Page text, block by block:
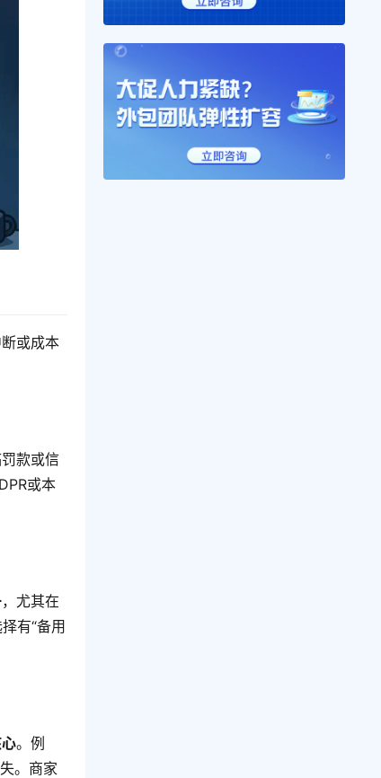
或成本
款或信
或本
，尤其在
有“备用
。例
。商家